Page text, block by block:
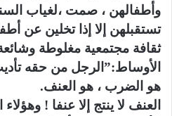
وأطفالهن ، صمت ،لغياب
تستقبلهن إلا إذا تخلين عن
ثقافة مجتمعية مغلوطة
الأوساط:”الرجل من حقه
هو الضرب ، هو العنف.
العنف لا ينتج إلا عنفا !